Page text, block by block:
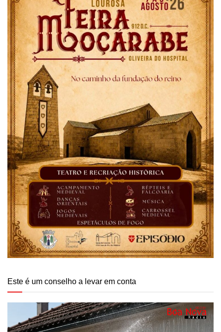
Este é um conselho a levar em conta